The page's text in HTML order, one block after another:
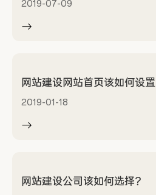
2019-07-09
网站建设网站首页该如何设置
2019-01-18
网站建设公司该如何选择？